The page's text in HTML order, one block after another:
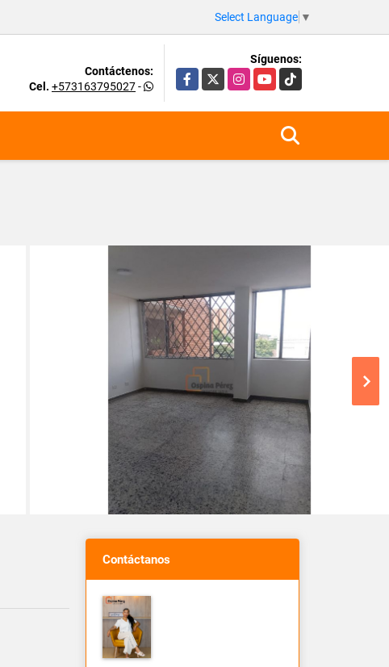
Select Language ▼
Contáctenos:
Cel. +573163795027-
Síguenos:
Facebook
X InstagramYouTubeTikTok
Contáctanos